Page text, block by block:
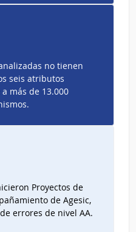
no tienen
seis atributos
más de 13.000
Proyectos de
de Agesic,
errores de nivel AA.